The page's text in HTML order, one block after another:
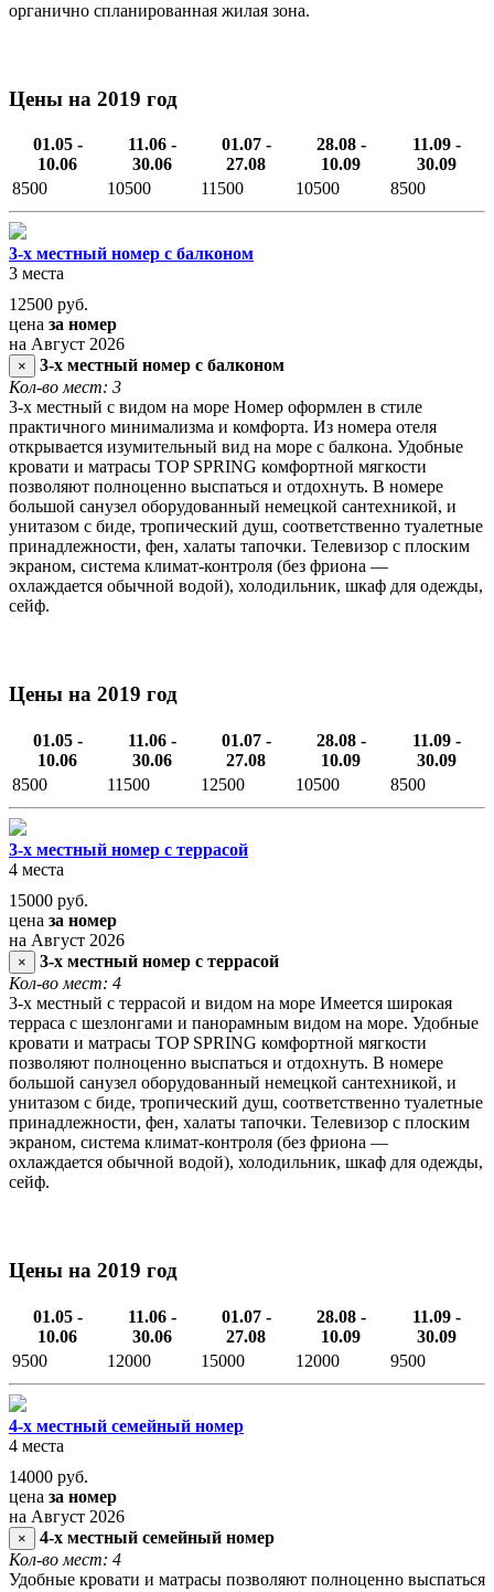
органично спланированная жилая зона.
Цены на 2019 год
01.05 -
10.06
11.06 -
30.06
01.07 -
27.08
28.08 -
10.09
11.09 -
30.09
8500
10500 11500 10500 8500
3-х местный номер с балконом
3 места
12500 руб.
цена за номер
на Август 2026
×
3-х местный номер с балконом
Кол-во мест: 3
3-х местный с видом на море Номер оформлен в стиле
практичного минимализма и комфорта. Из номера отеля
открывается изумительный вид на море с балкона. Удобные
кровати и матрасы TOP SPRING комфортной мягкости
позволяют полноценно выспаться и отдохнуть. В номере
большой санузел оборудованный немецкой сантехникой, и
унитазом с биде, тропический душ, соответственно туалетные
принадлежности, фен, халаты тапочки. Телевизор с плоским
экраном, система климат-контроля (без фриона —
охлаждается обычной водой), холодильник, шкаф для одежды,
сейф.
Цены на 2019 год
01.05 -
10.06
11.06 -
30.06
01.07 -
27.08
28.08 -
10.09
11.09 -
30.09
8500
11500 12500 10500 8500
3-х местный номер с террасой
4 места
15000 руб.
цена за номер
на Август 2026
×
3-х местный номер с террасой
Кол-во мест: 4
3-х местный с террасой и видом на море Имеется широкая
терраса с шезлонгами и панорамным видом на море. Удобные
кровати и матрасы TOP SPRING комфортной мягкости
позволяют полноценно выспаться и отдохнуть. В номере
большой санузел оборудованный немецкой сантехникой, и
унитазом с биде, тропический душ, соответственно туалетные
принадлежности, фен, халаты тапочки. Телевизор с плоским
экраном, система климат-контроля (без фриона —
охлаждается обычной водой), холодильник, шкаф для одежды,
сейф.
Цены на 2019 год
01.05 -
10.06
11.06 -
30.06
01.07 -
27.08
28.08 -
10.09
11.09 -
30.09
9500
12000 15000 12000 9500
4-х местный семейный номер
4 места
14000 руб.
цена за номер
на Август 2026
×
4-х местный семейный номер
Кол-во мест: 4
Удобные кровати и матрасы позволяют полноценно выспаться